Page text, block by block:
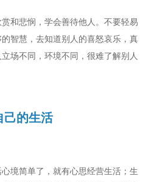
和悲悯，学会善待他人。不要轻易
智慧，去知道别人的喜怒哀乐，真
场不同，环境不同，很难了解别人
己的生活
境简单了，就有心思经营生活；生